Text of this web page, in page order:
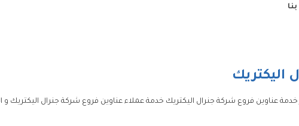
اليكتريك
خدمة عناوين فروع شركة جنرال اليكتريك خدمة عملاء عناوين فروع شركة جنرال اليكتريك